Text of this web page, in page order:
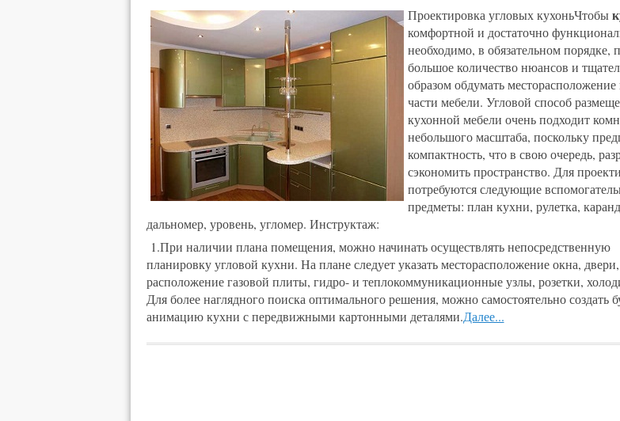
Проектировка угловых кухоньЧтобы
комфортной и достаточно
необходимо, в обязательном порядке,
большое количество нюансов и
образом обдумать
части мебели. Угловой способ
кухонной мебели очень подходит
небольшого масштаба, поскольку
компактность, что в свою очередь,
сэкономить пространство. Для
потребуются следующие
предметы: план кухни, рулетка,
дальномер, уровень, угломер. Инструктаж:
1.При наличии плана помещения, можно начинать осуществлять непосредственную
планировку угловой кухни. На плане следует указать месторасположение окна,
расположение газовой плиты, гидро- и теплокоммуникационные узлы, розетки,
Для более наглядного поиска оптимального решения, можно самостоятельно создать
анимацию кухни с передвижными картонными деталями.Далее...